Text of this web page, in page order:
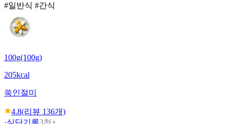
#일반식 #간식
100g(100g)
205kcal
쑥인절미
4.8(리뷰 136개)
·식단기록3천+